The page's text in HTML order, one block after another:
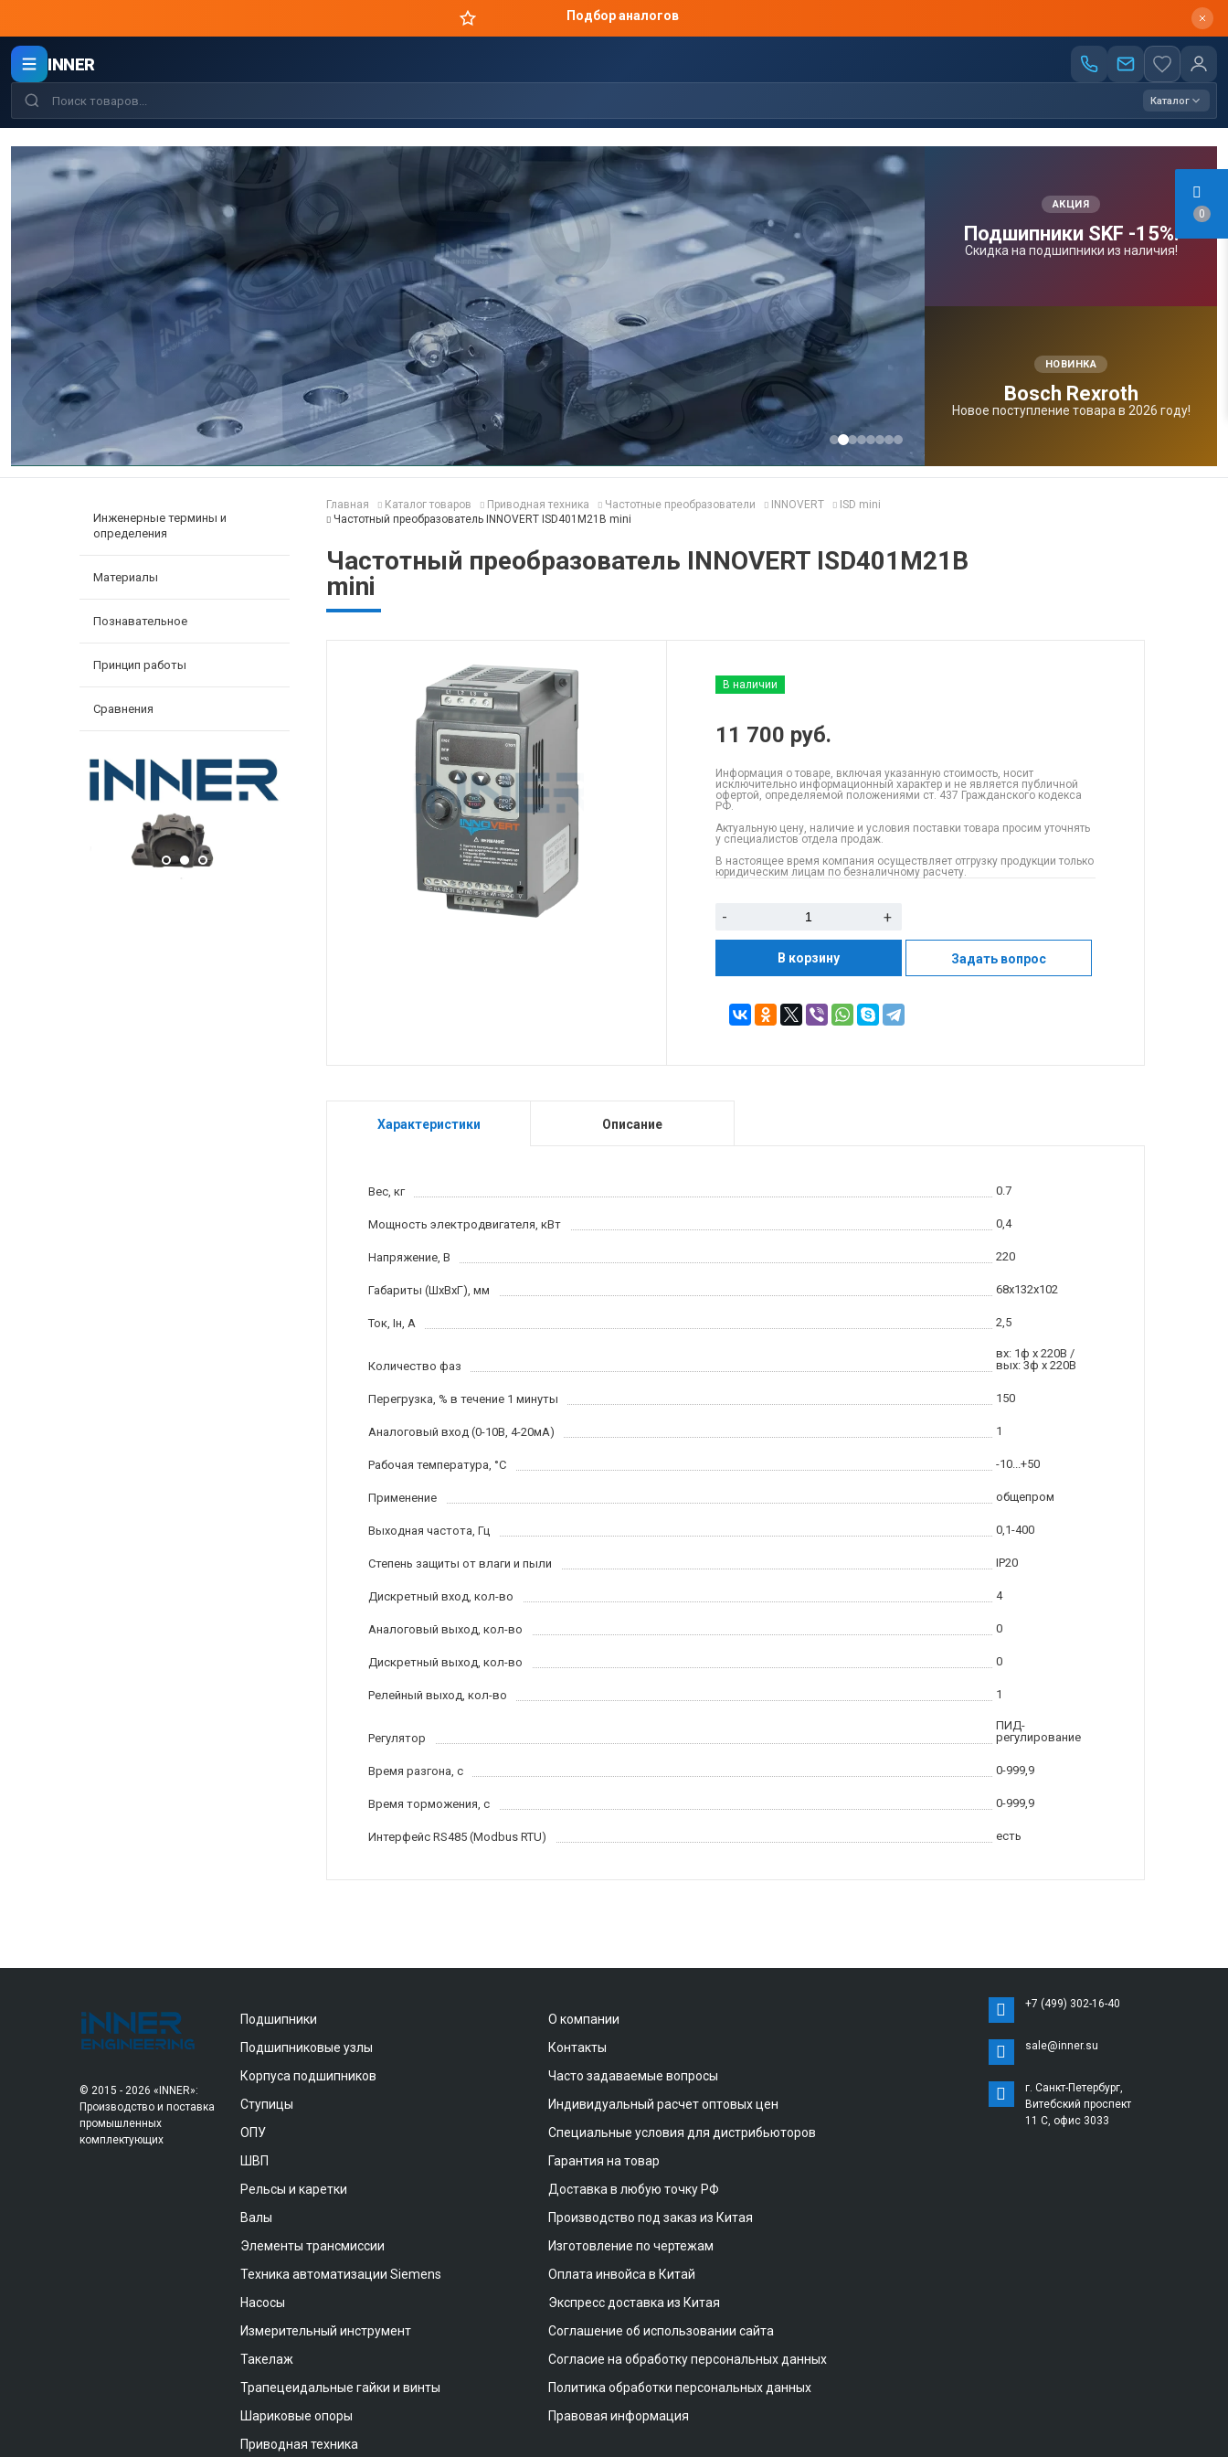
0
Цены производителя
INNER
Каталог
АКЦИЯ
Подшипники SKF -15%!
Скидка на подшипники из наличия!
НОВИНКА
Bosсh Rexroth
Новое поступление товара в 2026 году!
Инженерные термины и
определения
Материалы
Познавательное
Принцип работы
Сравнения
Главная Каталог товаров Приводная техника Частотные преобразователи INNOVERT
ISD mini
Частотный преобразователь INNOVERT ISD401M21B mini
Частотный преобразователь INNOVERT ISD401M21B
mini
В наличии
11 700 руб.
Информация о товаре, включая указанную стоимость, носит
исключительно информационный характер и не является публичной
офертой, определяемой положениями ст. 437 Гражданского кодекса
РФ.
Актуальную цену, наличие и условия поставки товара просим уточнять
у специалистов отдела продаж.
В настоящее время компания осуществляет отгрузку продукции только
юридическим лицам по безналичному расчету.
- +
В корзину Задать вопрос
Характеристики Описание
Вес, кг 0.7
Мощность электродвигателя, кВт 0,4
Напряжение, В 220
Габариты (ШхВхГ), мм 68x132x102
Ток, Iн, А 2,5
Количество фаз
вх: 1ф x 220В /
вых: 3ф х 220В
Перегрузка, % в течение 1 минуты 150
Аналоговый вход (0-10В, 4-20мА) 1
Рабочая температура, °С -10...+50
Применение общепром
Выходная частота, Гц 0,1-400
Степень защиты от влаги и пыли IP20
Дискретный вход, кол-во 4
Аналоговый выход, кол-во 0
Дискретный выход, кол-во 0
Релейный выход, кол-во 1
Регулятор
ПИД-
регулирование
Время разгона, с 0-999,9
Время торможения, с 0-999,9
Интерфейс RS485 (Modbus RTU) есть
© 2015 - 2026 «INNER»:
Производство и поставка
промышленных
комплектующих
Подшипники
Подшипниковые узлы
Корпуса подшипников
Ступицы
ОПУ
ШВП
Рельсы и каретки
Валы
Элементы трансмиссии
Техника автоматизации Siemens
Насосы
Измерительный инструмент
Такелаж
Трапецеидальные гайки и винты
Шариковые опоры
Приводная техника
О компании
Контакты
Часто задаваемые вопросы
Индивидуальный расчет оптовых цен
Специальные условия для дистрибьюторов
Гарантия на товар
Доставка в любую точку РФ
Производство под заказ из Китая
Изготовление по чертежам
Оплата инвойса в Китай
Экспресс доставка из Китая
Соглашение об использовании сайта
Согласие на обработку персональных данных
Политика обработки персональных данных
Правовая информация
+7 (499) 302-16-40
sale@inner.su
г. Санкт-Петербург,
Витебский проспект
11 С, офис 3033